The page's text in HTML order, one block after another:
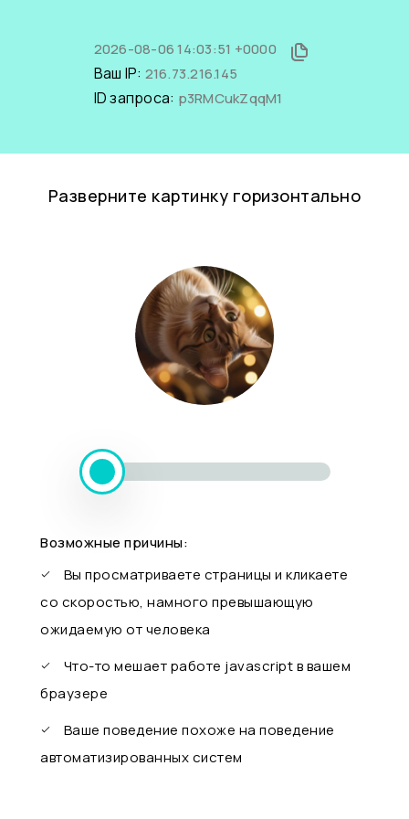
2026-08-06 14:03:51 +0000
Ваш IP: 216.73.216.145
ID запроса: p3RMCukZqqM1
Разверните картинку горизонтально
Возможные причины:
Вы просматриваете страницы и кликаете
со скоростью, намного превышающую
ожидаемую от человека
Что-то мешает работе javascript в вашем
браузере
Ваше поведение похоже на поведение
автоматизированных систем